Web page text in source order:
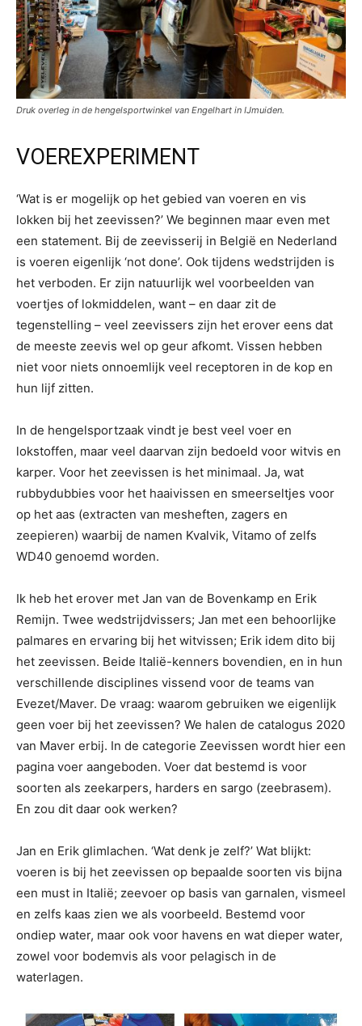
Druk overleg in de hengelsportwinkel van Engelhart in IJmuiden.
VOEREXPERIMENT
‘Wat is er mogelijk op het gebied van voeren en vis
lokken bij het zeevissen?’ We beginnen maar even met
een statement. Bij de zeevisserij in België en Nederland
is voeren eigenlijk ‘not done’. Ook tijdens wedstrijden is
het verboden. Er zijn natuurlijk wel voorbeelden van
voertjes of lokmiddelen, want – en daar zit de
tegenstelling – veel zeevissers zijn het erover eens dat
de meeste zeevis wel op geur afkomt. Vissen hebben
niet voor niets onnoemlijk veel receptoren in de kop en
hun lijf zitten.
In de hengelsportzaak vindt je best veel voer en
lokstoffen, maar veel daarvan zijn bedoeld voor witvis en
karper. Voor het zeevissen is het minimaal. Ja, wat
rubbydubbies voor het haaivissen en smeerseltjes voor
op het aas (extracten van mesheften, zagers en
zeepieren) waarbij de namen Kvalvik, Vitamo of zelfs
WD40 genoemd worden.
Ik heb het erover met Jan van de Bovenkamp en Erik
Remijn. Twee wedstrijdvissers; Jan met een behoorlijke
palmares en ervaring bij het witvissen; Erik idem dito bij
het zeevissen. Beide Italië-kenners bovendien, en in hun
verschillende disciplines vissend voor de teams van
Evezet/Maver. De vraag: waarom gebruiken we eigenlijk
geen voer bij het zeevissen? We halen de catalogus 2020
van Maver erbij. In de categorie Zeevissen wordt hier een
pagina voer aangeboden. Voer dat bestemd is voor
soorten als zeekarpers, harders en sargo (zeebrasem).
En zou dit daar ook werken?
Jan en Erik glimlachen. ‘Wat denk je zelf?’ Wat blijkt:
voeren is bij het zeevissen op bepaalde soorten vis bijna
een must in Italië; zeevoer op basis van garnalen, vismeel
en zelfs kaas zien we als voorbeeld. Bestemd voor
ondiep water, maar ook voor havens en wat dieper water,
zowel voor bodemvis als voor pelagisch in de
waterlagen.